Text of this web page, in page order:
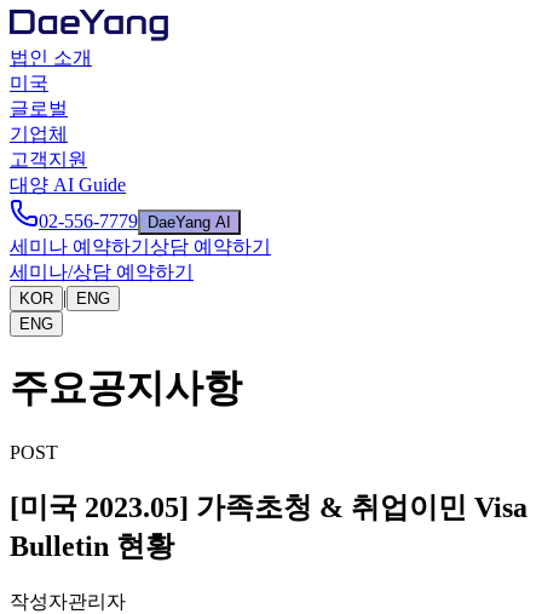
법인 소개
미국
글로벌
기업체
고객지원
대양 AI Guide
02-556-7779
DaeYang AI
세미나 예약하기 상담 예약하기
세미나/상담 예약하기
KOR |
ENG
ENG
주요공지사항
POST
[미국 2023.05] 가족초청 & 취업이민 Visa
Bulletin 현황
작성자관리자